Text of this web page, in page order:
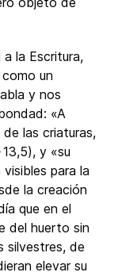
la Escritura,
un
y nos
«A
las criaturas,
13,5), y «su
para la
la creación
que en el
del huerto sin
silvestres, de
elevar su